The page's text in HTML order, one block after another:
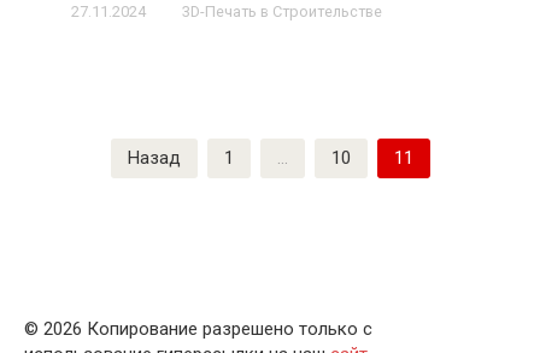
27.11.2024 3D-Печать в Строительстве
Назад 1 … 10 11
© 2026 Копирование разрешено только с